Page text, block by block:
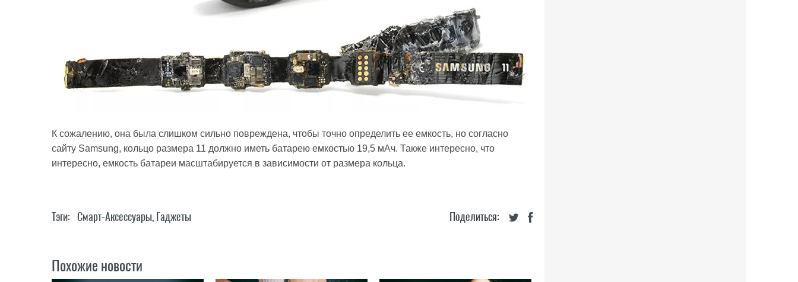
К сожалению, она была слишком сильно повреждена, чтобы точно определить ее емкость, но согласно
сайту Samsung, кольцо размера 11 должно иметь батарею емкостью 19,5 мАч. Также интересно, что
интересно, емкость батареи масштабируется в зависимости от размера кольца.
Поделиться:
Тэги: Смарт-Аксессуары, Гаджеты
Похожие новости